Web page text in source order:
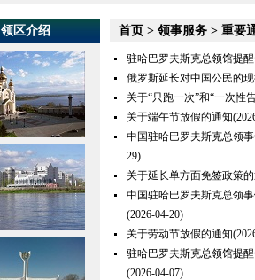
领区介绍 首页 > 领事服务 > 重要
驻哈巴罗夫斯克总领馆提
俄罗斯延长对中国公民的
关于“只跑一次”和“一次性
关于端午节放假的通知
中国驻哈巴罗夫斯克总领
29)
关于延长单方面免签政策
中国驻哈巴罗夫斯克总领
(2026-04-20)
关于劳动节放假的通知
驻哈巴罗夫斯克总领馆提
(2026-04-07)